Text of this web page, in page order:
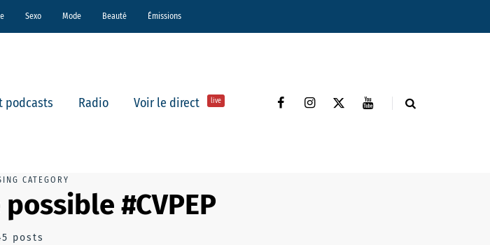
Sexo Mode Beauté Émissions
podcasts Radio Voir le direct live
CATEGORY
#CVPEP
posts